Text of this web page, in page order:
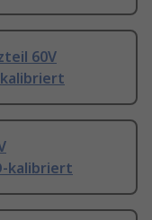
60V
kalibriert
kalibriert